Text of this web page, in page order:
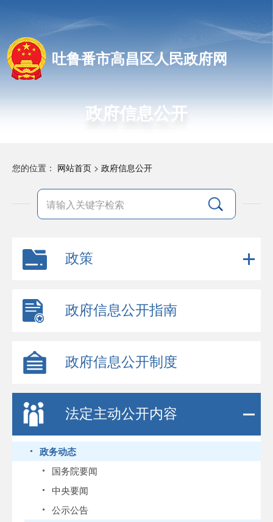
吐鲁番市高昌区人民政府网
政府信息公开
您的位置： 网站首页 > 政府信息公开
政策
政府信息公开指南
政府信息公开制度
法定主动公开内容
政务动态
国务院要闻
中央要闻
公示公告